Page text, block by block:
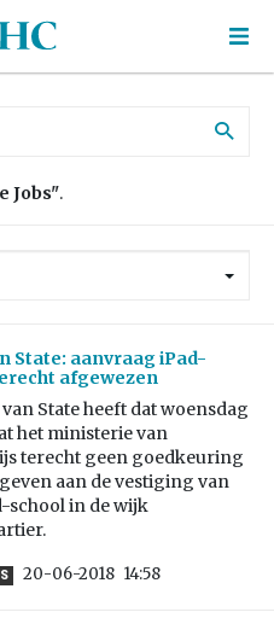
Jobs".
State: aanvraag iPad-
afgewezen
van State heeft dat woensdag
het ministerie van
terecht geen goedkeuring
aan de vestiging van
school in de wijk
20-06-2018 14:58